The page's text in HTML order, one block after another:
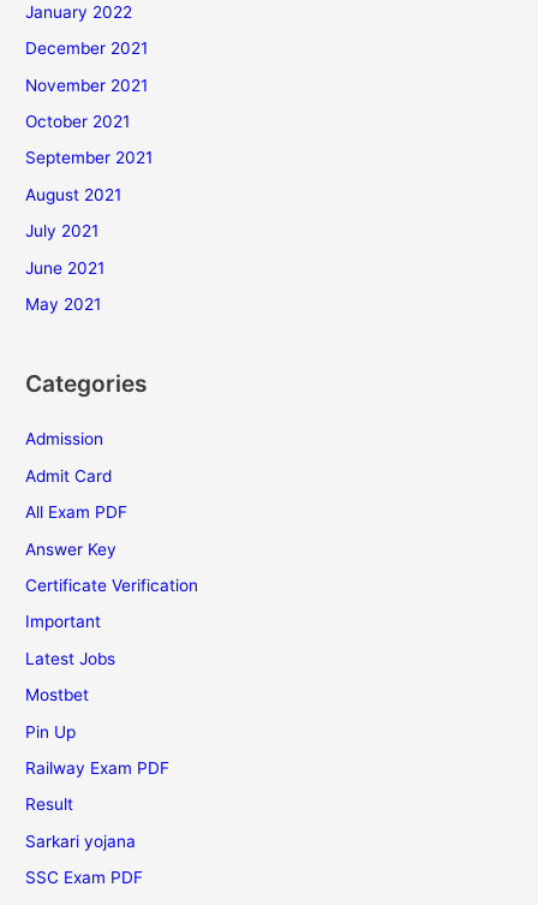
January 2022
December 2021
November 2021
October 2021
September 2021
August 2021
July 2021
June 2021
May 2021
Categories
Admission
Admit Card
All Exam PDF
Answer Key
Certificate Verification
Important
Latest Jobs
Mostbet
Pin Up
Railway Exam PDF
Result
Sarkari yojana
SSC Exam PDF